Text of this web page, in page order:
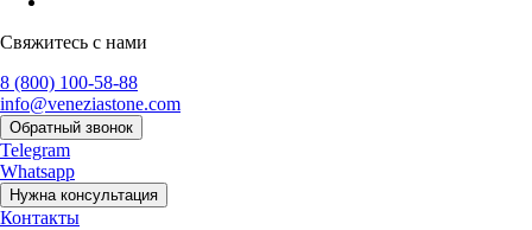
Свяжитесь с нами
8 (800) 100-58-88
info@veneziastone.com
Обратный звонок
Telegram
Whatsapp
Нужна консультация
Контакты